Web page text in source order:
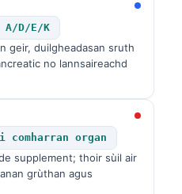
D/E/K
geir, duilgheadasan sruth
no lannsaireachd
comharran organ
supplement; thoir sùil air
grùthan agus